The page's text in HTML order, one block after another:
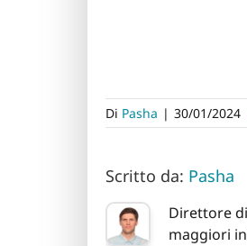
Di Pasha | 30/01/2024
Scritto da: Pasha
Direttore
maggiori